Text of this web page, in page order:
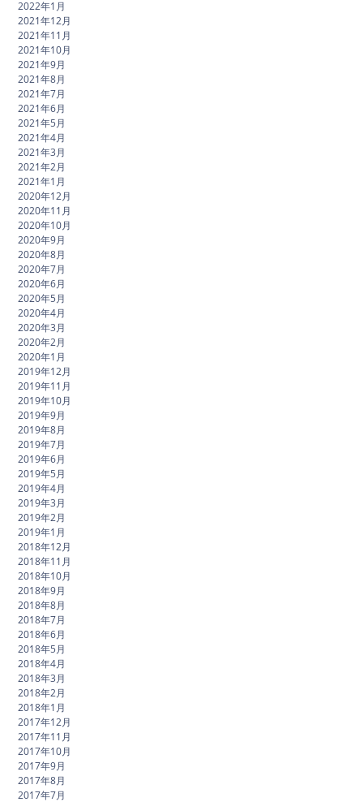
2022年1月
2021年12月
2021年11月
2021年10月
2021年9月
2021年8月
2021年7月
2021年6月
2021年5月
2021年4月
2021年3月
2021年2月
2021年1月
2020年12月
2020年11月
2020年10月
2020年9月
2020年8月
2020年7月
2020年6月
2020年5月
2020年4月
2020年3月
2020年2月
2020年1月
2019年12月
2019年11月
2019年10月
2019年9月
2019年8月
2019年7月
2019年6月
2019年5月
2019年4月
2019年3月
2019年2月
2019年1月
2018年12月
2018年11月
2018年10月
2018年9月
2018年8月
2018年7月
2018年6月
2018年5月
2018年4月
2018年3月
2018年2月
2018年1月
2017年12月
2017年11月
2017年10月
2017年9月
2017年8月
2017年7月